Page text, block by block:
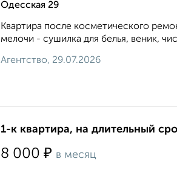
Одесская 29
Квартира после косметического
мелочи - сушилка для белья, веник,
Агентство, 29.07.2026
1-к квартира, на длительный
8 000 ₽ в месяц